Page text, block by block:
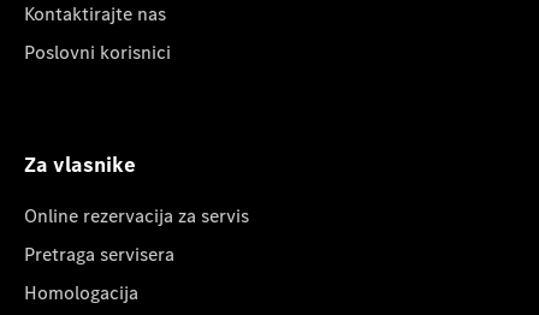
Kontaktirajte nas
Poslovni korisnici
Za vlasnike
Online rezervacija za servis
Pretraga servisera
Homologacija